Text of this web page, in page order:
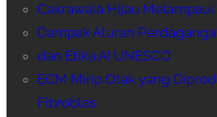
Cakrawala Hijau Melampaui
Dampak Aturan
dan Etika AI UNESCO
ECM Mirip Otak yang
Fibroblas